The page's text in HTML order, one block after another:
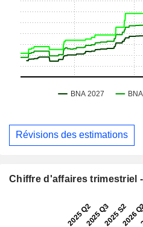
Révisions des estimations
Chiffre d'affaires trimestriel